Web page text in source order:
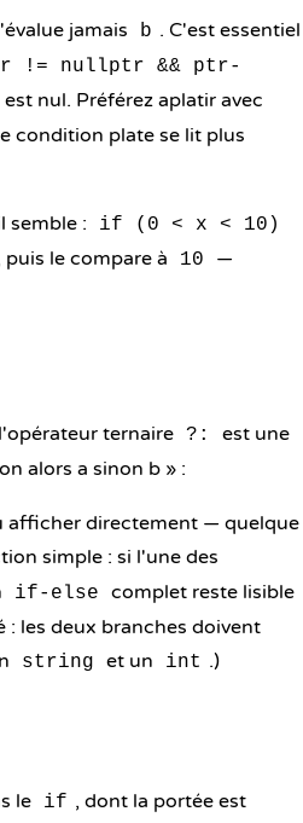
jamais b . C'est essentiel
!= nullptr && ptr-
est nul. Préférez aplatir avec
condition plate se lit plus
semble : if (0 < x < 10)
puis le compare à 10
—
ternaire ?:
est une
alors a sinon b » :
afficher directement — quelque
simple : si l'une des
if-else
complet reste lisible
les deux branches doivent
string et un int .)
le if , dont la portée est